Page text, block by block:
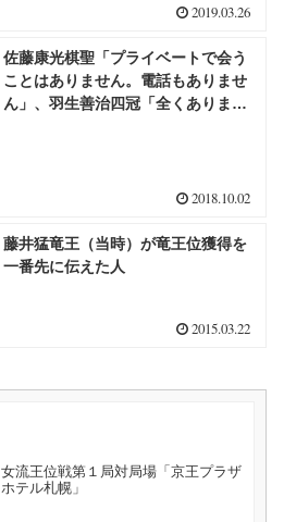
2019.03.26
佐藤康光棋聖「プライベートで会う
ことはありません。電話もありませ
ん」、羽生善治四冠「全くありませ
2018.10.02
藤井猛竜王（当時）が竜王位獲得を
一番先に伝えた人
2015.03.22
女流王位戦第１局対局場「京王プラザ
ホテル札幌」